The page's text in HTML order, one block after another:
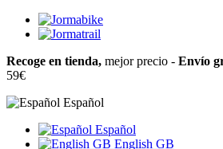
Recoge en tienda, mejor precio - Envío
59€
Español
Español
English GB